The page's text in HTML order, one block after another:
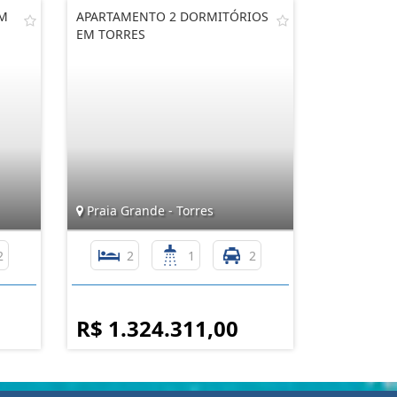
APARTAMENTO 2 DORMITÓRIOS
EM TORRES
Praia Grande - Torres
2 1 2
R$ 1.324.311,00